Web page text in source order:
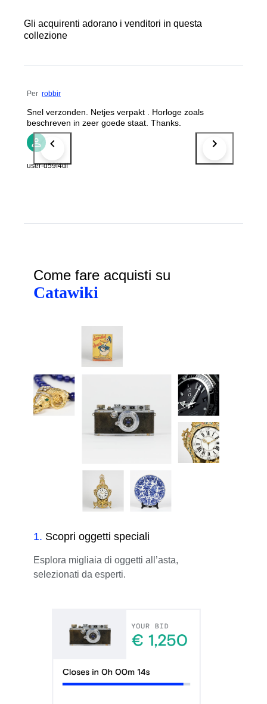
Gli acquirenti adorano i venditori in questa
collezione
Per robbir
Snel verzonden. Netjes verpakt . Horloge zoals
beschreven in zeer goede staat. Thanks.
user-d59f4df
Come fare acquisti su
Catawiki
1. Scopri oggetti speciali
Esplora migliaia di oggetti all’asta,
selezionati da esperti.